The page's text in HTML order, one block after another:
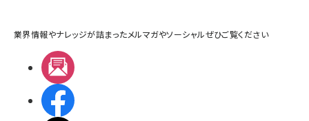
業界情報やナレッジが詰まったメルマガやソーシャルぜひご覧ください